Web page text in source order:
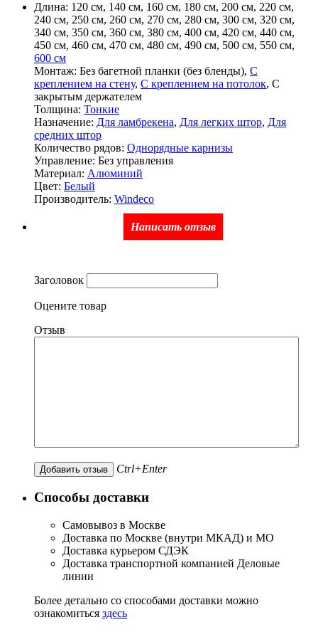
Длина: 120 см, 140 см, 160 см, 180 см, 200 см, 220 см,
240 см, 250 см, 260 см, 270 см, 280 см, 300 см, 320 см,
340 см, 350 см, 360 см, 380 см, 400 см, 420 см, 440 см,
450 см, 460 см, 470 см, 480 см, 490 см, 500 см, 550 см,
600 см
Монтаж: Без багетной планки (без бленды), С
креплением на стену, С креплением на потолок, С
закрытым держателем
Толщина: Тонкие
Назначение: Для ламбрекена, Для легких штор, Для
средних штор
Количество рядов: Однорядные карнизы
Управление: Без управления
Материал: Алюминий
Цвет: Белый
Производитель: Windeco
Написать отзыв
Заголовок
Оцените товар
Отзыв
Ctrl+Enter
Способы доставки
Самовывоз в Москве
Доставка по Москве (внутри МКАД) и МО
Доставка курьером СДЭК
Доставка транспортной компанией Деловые
линии
Более детально со способами доставки можно
ознакомиться здесь